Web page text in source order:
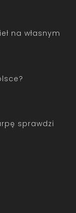
na własnym
sprawdzi